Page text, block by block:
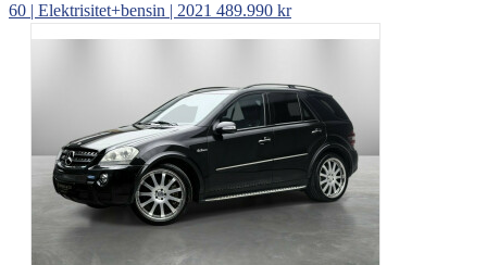
60 | Elektrisitet+bensin | 2021 489.990 kr